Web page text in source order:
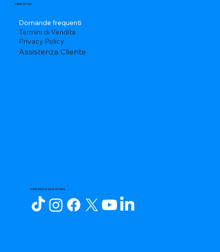
LINK UTILI
Domande frequenti
Termini di Vendita
Privacy Policy
Assistenza Cliente
SEGUICI SUI SOCIAL